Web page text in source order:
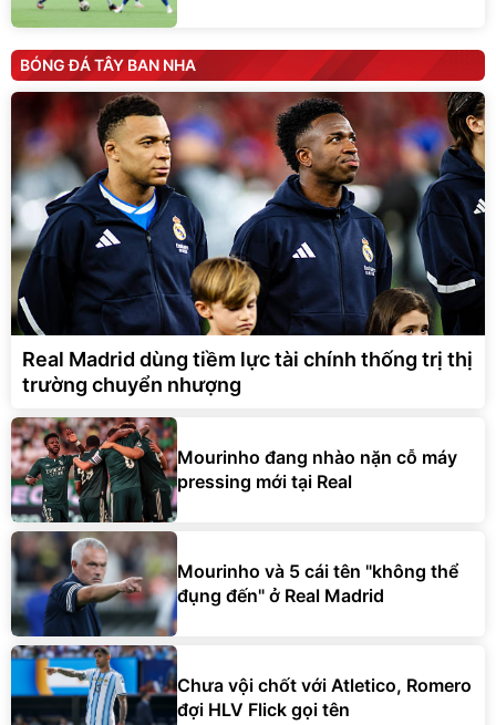
BÓNG ĐÁ TÂY BAN NHA
Real Madrid dùng tiềm lực tài chính thống trị thị
trường chuyển nhượng
Mourinho đang nhào nặn cỗ máy
pressing mới tại Real
Mourinho và 5 cái tên "không thể
đụng đến" ở Real Madrid
Chưa vội chốt với Atletico, Romero
đợi HLV Flick gọi tên